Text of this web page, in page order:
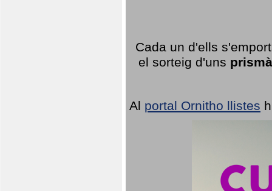
Cada un d'ells
el sorteig d'uns
Al portal Ornitho llistes